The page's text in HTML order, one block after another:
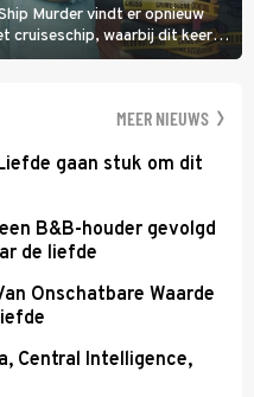
Murder vindt er opnieuw
cruiseschip, waarbij dit keer
en kapitein Marlowe de dader
MEER NIEUWS
gaan stuk om dit
B&B-houder gevolgd
de liefde
Onschatbare Waarde
Central Intelligence,